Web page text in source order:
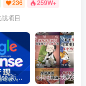
236 259W+
项目
Google AdSense 新手接入教程：虎哥手把手教你用网站赚取美元收入